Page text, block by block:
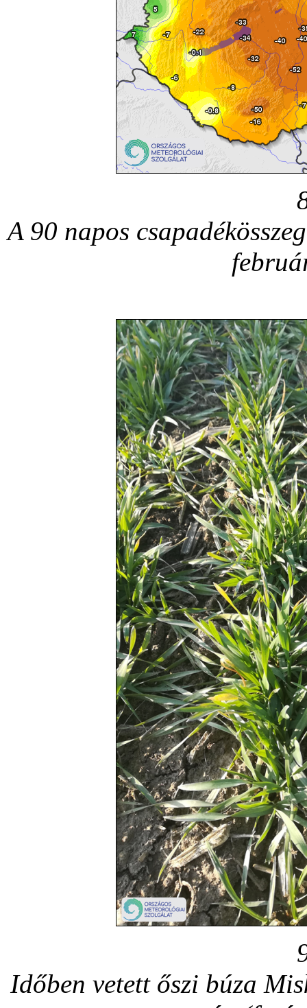
A 90 napos
Időben vetett őszi búza